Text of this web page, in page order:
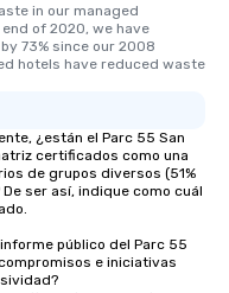
in our managed
of 2020, we have
73% since our 2008
hotels have reduced waste
¿están el Parc 55 San
certificados como una
de grupos diversos (51%
ser así, indique como cuál
público del Parc 55
e iniciativas